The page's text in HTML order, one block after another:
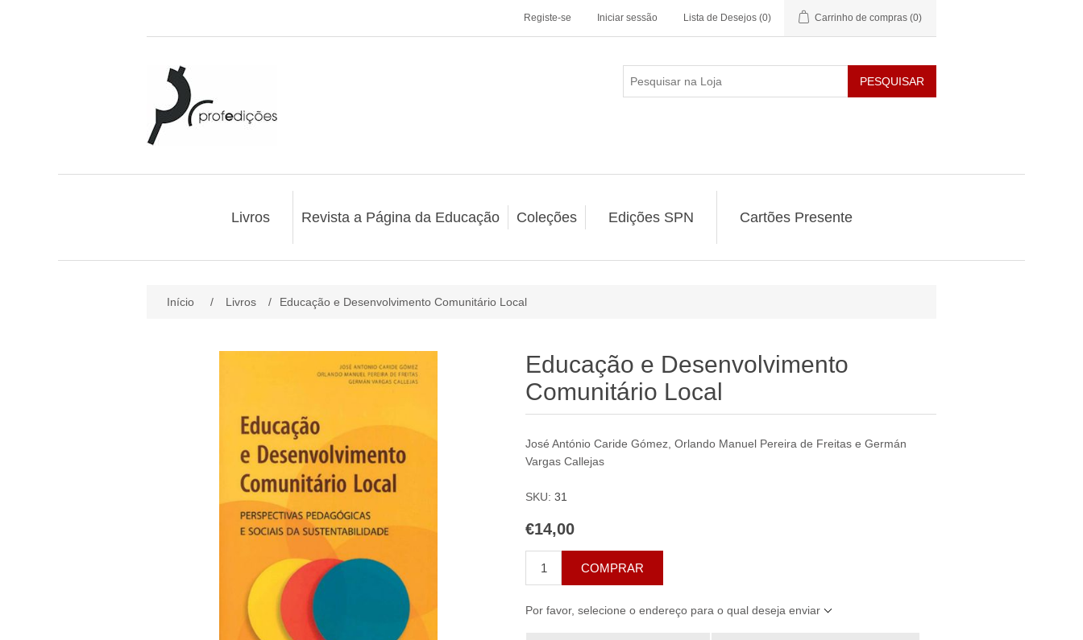
Registe-se Iniciar sessão Lista de Desejos (0) Carrinho de compras (0)
PESQUISAR
Livros Revista a Página da Educação Coleções Edições SPN Cartões Presente
Início / Livros / Educação e Desenvolvimento Comunitário Local
Educação e Desenvolvimento
Comunitário Local
José António Caride Gómez, Orlando Manuel Pereira de Freitas e Germán
Vargas Callejas
SKU: 31
€14,00
COMPRAR
Por favor, selecione o endereço para o qual deseja enviar